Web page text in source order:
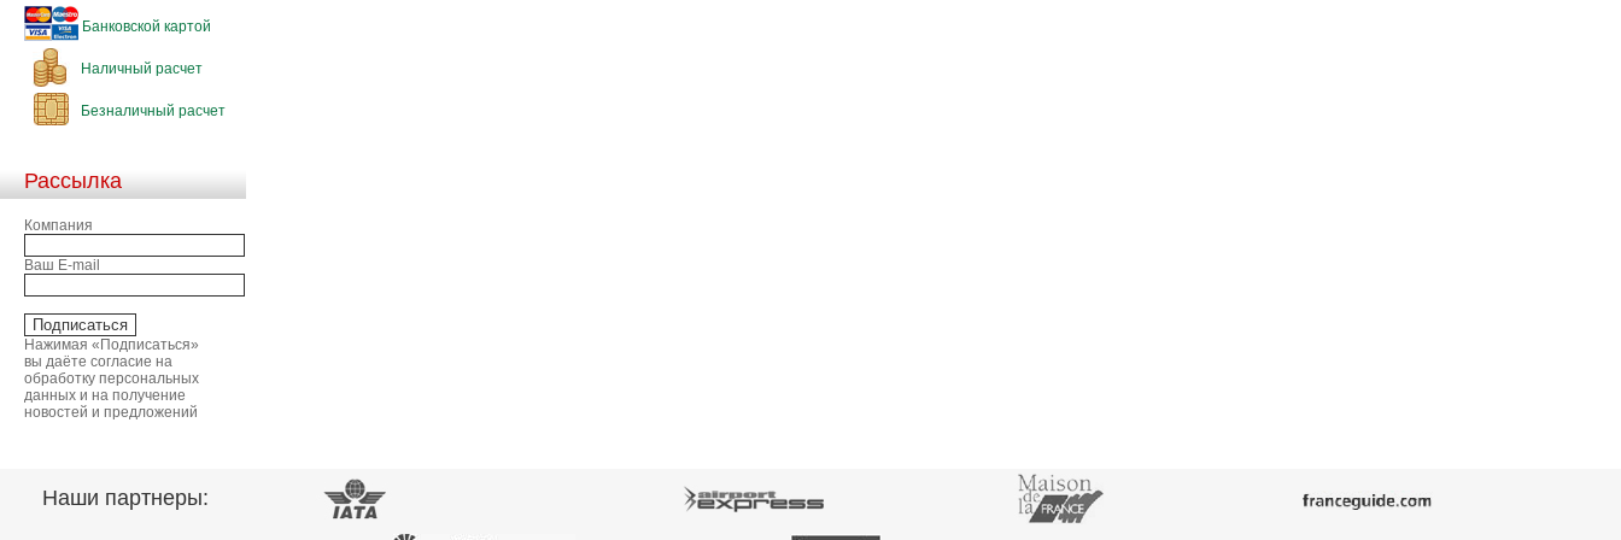
Банковской картой
Наличный расчет
Безналичный расчет
Рассылка
Компания
Ваш E-mail
Нажимая «Подписаться»
вы даёте согласие на
обработку персональных
данных и на получение
новостей и предложений
Наши партнеры: